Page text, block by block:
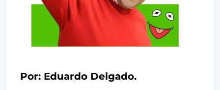
Por: Eduardo Delgado.